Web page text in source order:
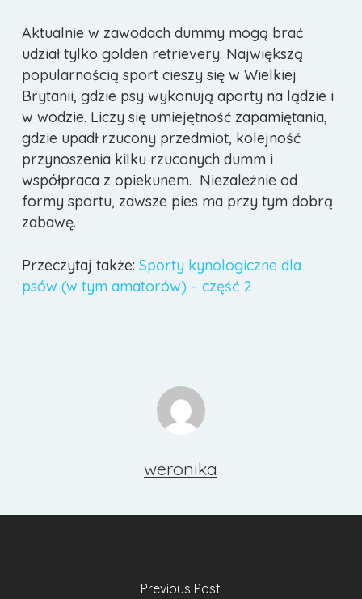
Aktualnie w zawodach dummy mogą brać
udział tylko golden retrievery. Największą
popularnością sport cieszy się w Wielkiej
Brytanii, gdzie psy wykonują aporty na lądzie i
w wodzie. Liczy się umiejętność zapamiętania,
gdzie upadł rzucony przedmiot, kolejność
przynoszenia kilku rzuconych dumm i
współpraca z opiekunem. Niezależnie od
formy sportu, zawsze pies ma przy tym dobrą
zabawę.
Przeczytaj także: Sporty kynologiczne dla
psów (w tym amatorów) – część 2
weronika
Previous Post